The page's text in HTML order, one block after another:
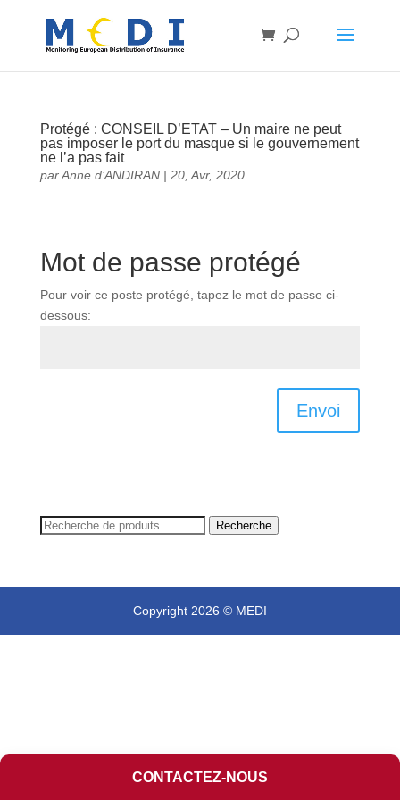
Protégé : CONSEIL D’ETAT – Un maire ne peut
pas imposer le port du masque si le gouvernement
ne l’a pas fait
parAnne d’ANDIRAN| 20, Avr, 2020
Mot de passe protégé
Pour voir ce poste protégé, tapez le mot de passe ci-
dessous:
Envoi
Recherche
Recherche
Copyright 2026 © MEDI
CONTACTEZ-NOUS